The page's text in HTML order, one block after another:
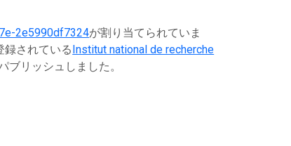
2e5990df7324が割り当てられていま
録されている Institut national de recherche
ブリッシュしました。